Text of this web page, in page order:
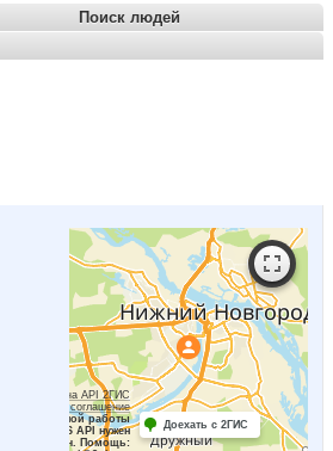
Поиск людей
Работает на API 2ГИС
Лицензионное соглашение
Для корректной работы
Raster JS API нужен
ключ. Помощь:
Доехать с 2ГИС